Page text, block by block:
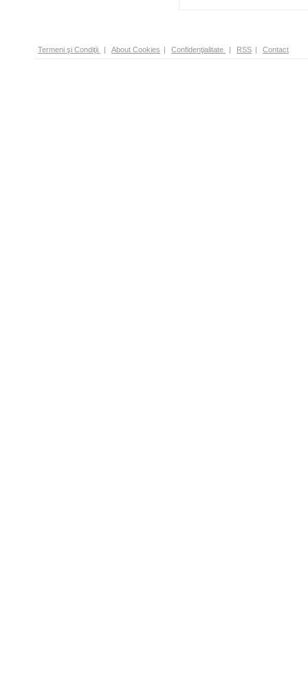
Termeni şi Condiţii | About Cookies | Confidenţialitate | RSS | Contact